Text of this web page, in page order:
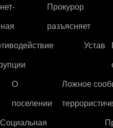
Прокурор
разъясняет
Устав
О
поселении
Ложное
Социальная